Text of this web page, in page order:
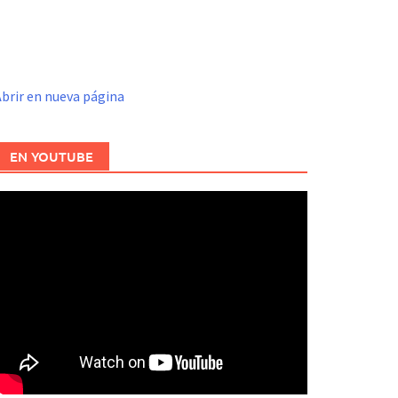
en nueva página
EN YOUTUBE